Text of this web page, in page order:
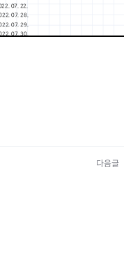
다음글